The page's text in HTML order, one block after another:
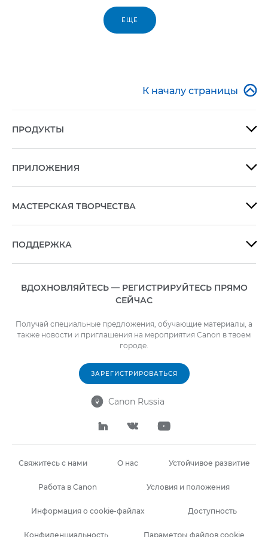
ЕЩЕ
К началу страницы 
ПРОДУКТЫ 
ПРИЛОЖЕНИЯ 
МАСТЕРСКАЯ ТВОРЧЕСТВА 
ПОДДЕРЖКА 
ВДОХНОВЛЯЙТЕСЬ — РЕГИСТРИРУЙТЕСЬ ПРЯМО
СЕЙЧАС
Получай специальные предложения, обучающие материалы, а
также новости и приглашения на мероприятия Canon в твоем
городе.
ЗАРЕГИСТРИРОВАТЬСЯ
 Canon Russia
  
Свяжитесь с нами О нас Устойчивое развитие
Работа в Canon Условия и положения
Информация о cookie-файлах Доступность
Конфиденциальность Параметры файлов cookie